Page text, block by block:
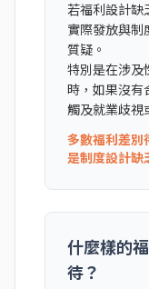
若福利設計缺
實際發放與制
質疑。
特別是在涉及
時，如果沒有
觸及就業歧視
多數福利差別
是制度設計缺
什麼樣的
待？